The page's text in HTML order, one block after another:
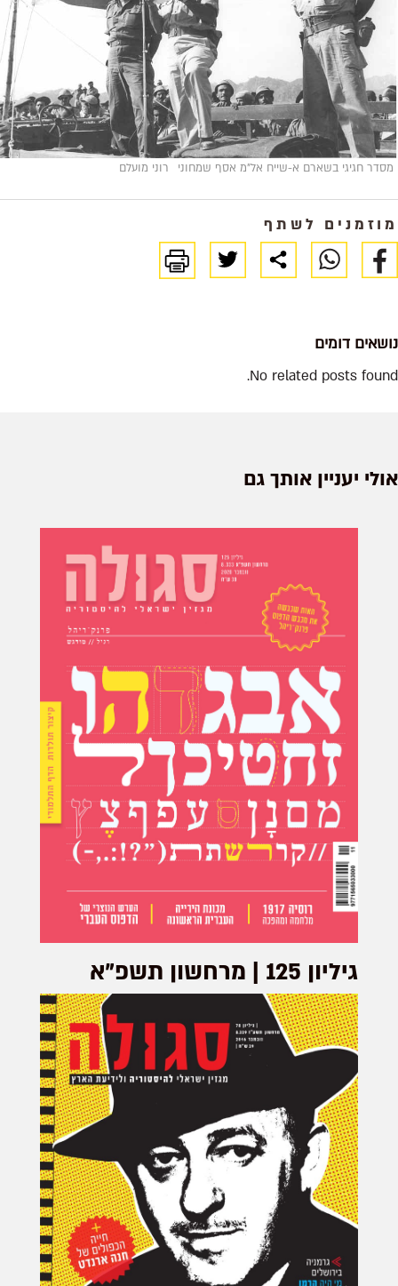
מסדר חגיגי בשארם א-שייח אל"מ אסף שמחוני רוני מועלם
מוזמנים לשתף
נושאים דומים
No related posts found.
אולי יעניין אותך גם
גיליון 125 | מרחשון תשפ"א